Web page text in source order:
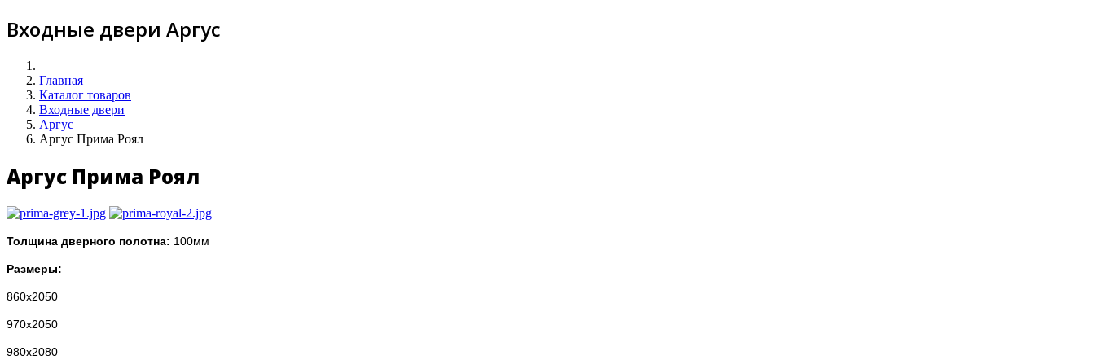
Входные двери Аргус
Главная
Каталог товаров
Входные двери
Аргус
Аргус Прима Роял
Аргус Прима Роял
Толщина дверного полотна: 100мм
Размеры:
860х2050
970х2050
980х2080